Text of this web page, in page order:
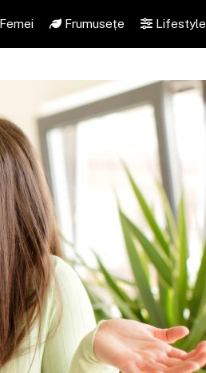
Femei Frumusețe Lifestyle